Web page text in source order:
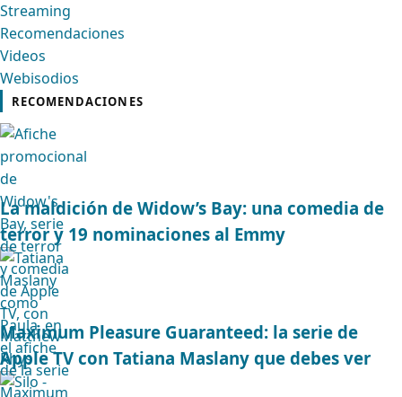
Streaming
Recomendaciones
Videos
Webisodios
RECOMENDACIONES
La maldición de Widow’s Bay: una comedia de
terror y 19 nominaciones al Emmy
Maximum Pleasure Guaranteed: la serie de
Apple TV con Tatiana Maslany que debes ver